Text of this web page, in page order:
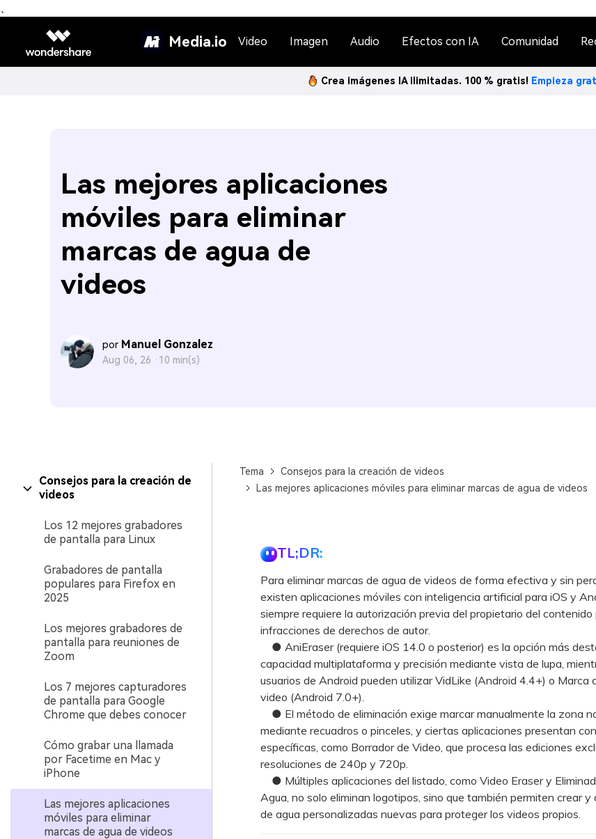
、
Media.io Video Imagen Audio Efectos con IA Comunidad
Crea imágenes IA ilimitadas. 100 % gratis! Empieza
Las mejores aplicaciones
móviles para eliminar
marcas de agua de
videos
por Manuel Gonzalez
Aug 06, 26 · 10 min(s)
Consejos para la creación de
videos
Los 12 mejores grabadores
de pantalla para Linux
Grabadores de pantalla
populares para Firefox en
2025
Los mejores grabadores de
pantalla para reuniones de
Zoom
Los 7 mejores capturadores
de pantalla para Google
Chrome que debes conocer
Cómo grabar una llamada
por Facetime en Mac y
iPhone
Las mejores aplicaciones
móviles para eliminar
marcas de agua de videos
Tema
Consejos para la creación de videos
Las mejores aplicaciones móviles para eliminar marcas de agua de videos
TL;DR:
Para eliminar marcas de agua de videos de forma efectiva y sin
existen aplicaciones móviles con inteligencia artificial para iOS y
siempre requiere la autorización previa del propietario del
infracciones de derechos de autor.
● AniEraser (requiere iOS 14.0 o posterior) es la opción más
capacidad multiplataforma y precisión mediante vista de lupa,
usuarios de Android pueden utilizar VidLike (Android 4.4+) o Marca
video (Android 7.0+).
● El método de eliminación exige marcar manualmente la zona
mediante recuadros o pinceles, y ciertas aplicaciones presentan
específicas, como Borrador de Video, que procesa las ediciones
resoluciones de 240p y 720p.
● Múltiples aplicaciones del listado, como Video Eraser y
Agua, no solo eliminan logotipos, sino que también permiten crear y
de agua personalizadas nuevas para proteger los videos propios.